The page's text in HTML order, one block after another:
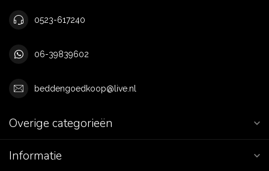
0523-617240
06-39839602
beddengoedkoop@live.nl
Overige categorieën
Informatie